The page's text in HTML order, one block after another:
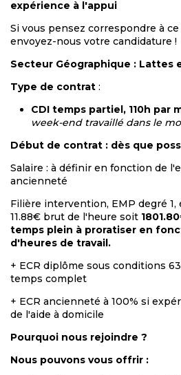
expérience à l'appui
Si vous pensez correspondre à
envoyez-nous votre candidature !
Secteur Géographique : Lattes
Type de contrat :
CDI temps partiel, 110h par
week-end travaillé dans le
Début de contrat : dès que
Salaire : à définir en fonction de
ancienneté
Filière intervention, EMP degré 1,
11.88€ brut de l'heure soit
temps plein à proratiser en
d'heures de travail.
+ ECR diplôme sous conditions
temps complet
+ ECR ancienneté à 100% si
de l'aide à domicile
Pourquoi nous rejoindre ?
Nous pouvons vous offrir :